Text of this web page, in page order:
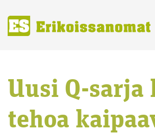
content
Uusi Q-sarja
tehoa